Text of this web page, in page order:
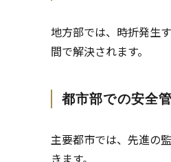
地方部では、時折発生
間で解決されます。
都市部での安全
主要都市では、先進の
きます。